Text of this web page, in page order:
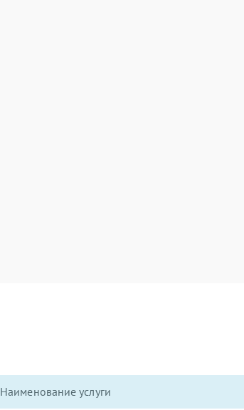
Наименование услуги